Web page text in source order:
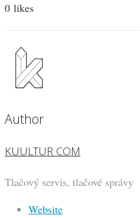
0 likes
Author
KUULTUR COM
Tlačový servis, tlačové správy
Website